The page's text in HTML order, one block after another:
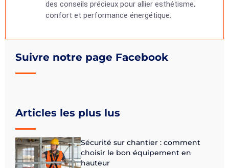
Suivre notre page Facebook
Articles les plus lus
Sécurité sur chantier : comment
choisir le bon équipement en
hauteur
des conseils précieux pour allier esthétisme,
confort et performance énergétique.